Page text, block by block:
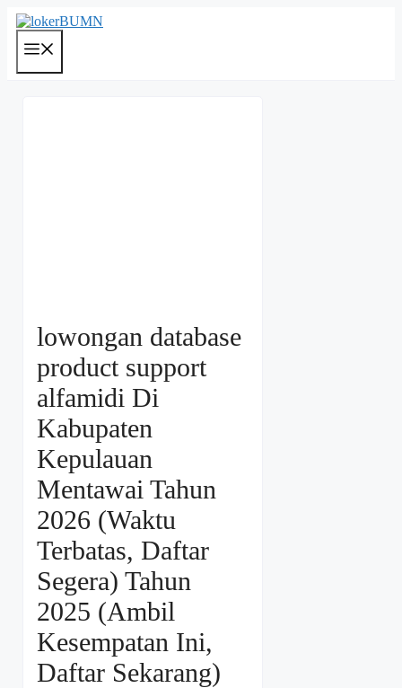
Langsung
ke
lowongan database
product support
alfamidi Di
Kabupaten
Kepulauan
Mentawai Tahun
2026 (Waktu
Terbatas, Daftar
Segera) Tahun
2025 (Ambil
Kesempatan Ini,
Daftar Sekarang)